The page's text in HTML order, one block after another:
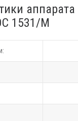
аппарата
1531/M